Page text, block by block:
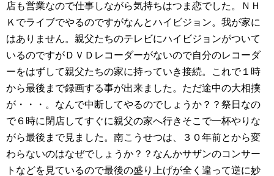
店も営業なので仕事しながら気持ちはつま恋でした。ＮＨ
Ｋでライブでやるのですがなんとハイビジョン。我が家に
はありません。親父たちのテレビにハイビジョンがついて
いるのですがＤＶＤレコーダーがないので自分のレコーダ
ーをはずして親父たちの家に持っていき接続。これで１時
から最後まで録画する事が出来ました。ただ途中の大相撲
が・・・。なんで中断してやるのでしょうか？？祭日なの
で６時に閉店してすぐに親父の家へ行きそこで一杯やりな
がら最後まで見ました。南こうせつは、３０年前とから変
わらないのはなぜでしょうか？？なんかサザンのコンサー
トなどを見ているので最後の盛り上げが全く違って逆に妙